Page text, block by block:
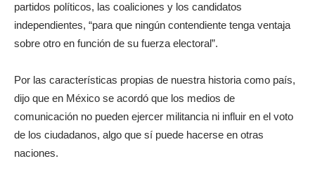
partidos políticos, las coaliciones y los candidatos
independientes, “para que ningún contendiente tenga ventaja
sobre otro en función de su fuerza electoral”.
Por las características propias de nuestra historia como país,
dijo que en México se acordó que los medios de
comunicación no pueden ejercer militancia ni influir en el voto
de los ciudadanos, algo que sí puede hacerse en otras
naciones.